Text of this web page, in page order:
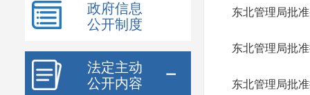
政府信息
公开制度
法定主动
公开内容
东北管理局批
东北管理局批
东北管理局批